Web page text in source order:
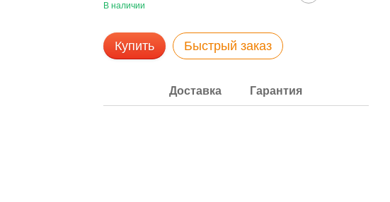
В наличии
Купить Быстрый заказ
Доставка Гарантия